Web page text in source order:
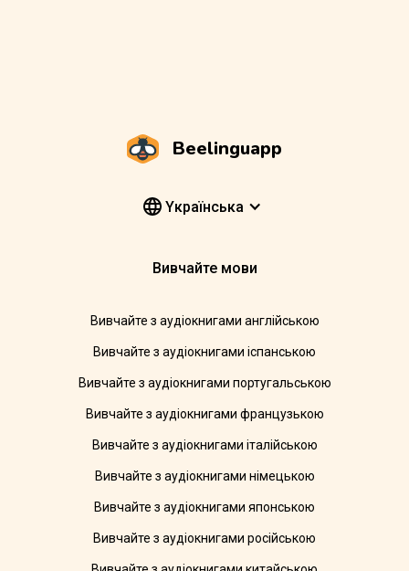
Beelinguapp
Yкраїнська
Вивчайте мови
Вивчайте з аудіокнигами англійською
Вивчайте з аудіокнигами іспанською
Вивчайте з аудіокнигами португальською
Вивчайте з аудіокнигами французькою
Вивчайте з аудіокнигами італійською
Вивчайте з аудіокнигами німецькою
Вивчайте з аудіокнигами японською
Вивчайте з аудіокнигами російською